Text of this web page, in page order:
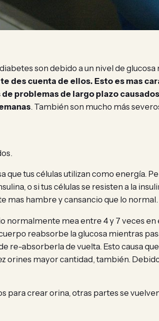
son debido a un nivel de glucosa
des cuenta de ellos. Esto es mas
problemas de largo plazo
. También son mucho más
que tus células utilizan como energía.
o si tus células se resisten a la
mas hambre y cansancio que lo normal.
normalmente mea entre 4 y 7 veces en
reabsorbe la glucosa mientras
re-absorberla de vuelta. Esto causa
orines mayor cantidad, también.
para crear orina, otras partes se